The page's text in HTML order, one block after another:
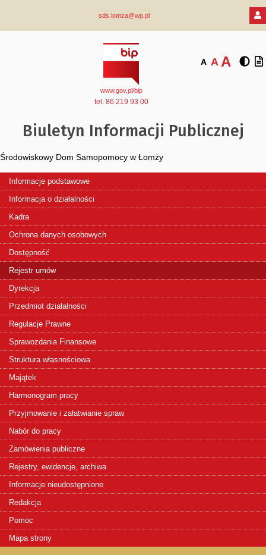
sds.lomza@wp.pl
A A A
www.gov.pl/bip
tel. 86 219 93 00
Biuletyn Informacji Publicznej
Środowiskowy Dom Samopomocy w Łomży
Informacje podstawowe
Informacja o działalności
Kadra
Ochrona danych osobowych
Dostępność
Rejestr umów
Dyrekcja
Przedmiot działalności
Regulacje Prawne
Sprawozdania Finansowe
Struktura własnościowa
Majątek
Harmonogram pracy
Przyjmowanie i załatwianie spraw
Nabór do pracy
Zamówienia publiczne
Rejestry, ewidencje, archiwa
Informacje nieudostępnione
Redakcja
Pomoc
Mapa strony